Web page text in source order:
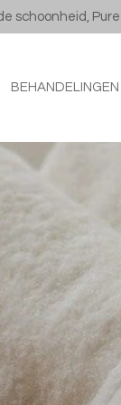
schoonheid,
BEHANDELINGEN